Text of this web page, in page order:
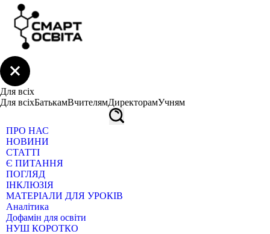
Для всіх
Для всіхБатькамВчителямДиректорамУчням
ПРО НАС
НОВИНИ
СТАТТІ
Є ПИТАННЯ
ПОГЛЯД
ІНКЛЮЗІЯ
МАТЕРІАЛИ ДЛЯ УРОКІВ
Аналітика
Дофамін для освіти
НУШ КОРОТКО